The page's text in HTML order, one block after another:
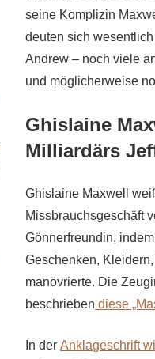
seine Komplizin
deuten sich
Andrew – noch viele
und möglicherweise
Ghislaine
Milliardärs
Ghislaine Maxwell
Missbrauchsgeschäft
Gönnerfreundin,
Geschenken,
manövrierte. Die
beschrieben diese
In derAnklageschrift w